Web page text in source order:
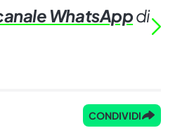
WhatsAppdi
CONDIVIDI